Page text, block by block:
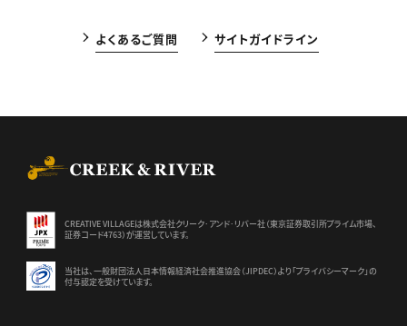
よくあるご質問 サイトガイドライン
CREATIVE VILLAGEは株式会社クリーク･アンド･リバー社（東京証券取引所プライム市場、
証券コード4763）が運営しています。
当社は、一般財団法人日本情報経済社会推進協会（JIPDEC）より 「プライバシーマーク」の
付与認定を受けています。